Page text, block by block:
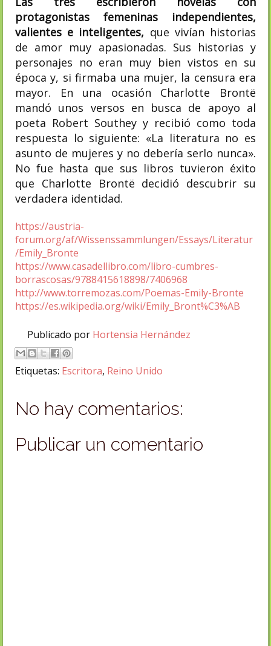
protagonistas femeninas independientes,
valientes e inteligentes, que vivían historias
de amor muy apasionadas. Sus historias y
personajes no eran muy bien vistos en su
época y, si firmaba una mujer, la censura era
mayor. En una ocasión Charlotte Brontë
mandó unos versos en busca de apoyo al
poeta Robert Southey y recibió como toda
respuesta lo siguiente: «La literatura no es
asunto de mujeres y no debería serlo nunca».
No fue hasta que sus libros tuvieron éxito
que Charlotte Brontë decidió descubrir su
verdadera identidad.
https://austria-
forum.org/af/Wissenssammlungen/Essays/Literatur
/Emily_Bronte
https://www.casadellibro.com/libro-cumbres-
borrascosas/9788415618898/7406968
http://www.torremozas.com/Poemas-Emily-Bronte
https://es.wikipedia.org/wiki/Emily_Bront%C3%AB
Publicado por Hortensia Hernández
Etiquetas: Escritora, Reino Unido
No hay comentarios:
Publicar un comentario